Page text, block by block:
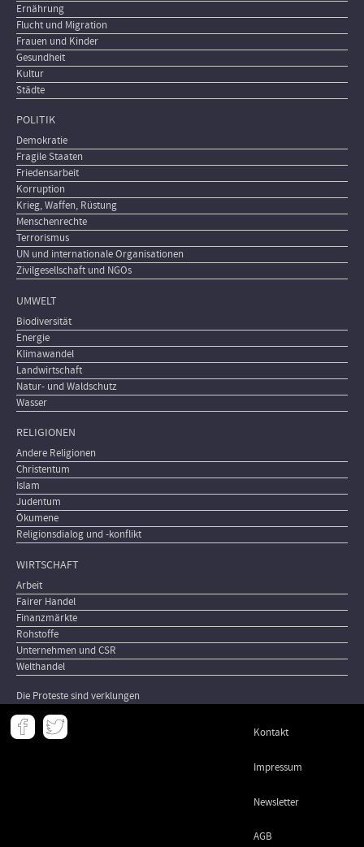
Ernährung
Flucht und Migration
Frauen und Kinder
Gesundheit
Kultur
Städte
POLITIK
Demokratie
Fragile Staaten
Friedensarbeit
Korruption
Krieg, Waffen, Rüstung
Menschenrechte
Terrorismus
UN und internationale Organisationen
Zivilgesellschaft und NGOs
UMWELT
Biodiversität
Energie
Klimawandel
Landwirtschaft
Natur- und Waldschutz
Wasser
RELIGIONEN
Andere Religionen
Christentum
Islam
Judentum
Ökumene
Religionsdialog und -konflikt
WIRTSCHAFT
Arbeit
Fairer Handel
Finanzmärkte
Rohstoffe
Unternehmen und CSR
Welthandel
Die Proteste sind verklungen
Meta
- Kontakt
Impressum
Newsletter
AGB